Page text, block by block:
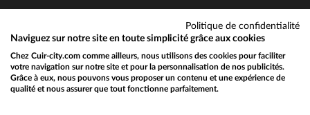
STEVE MCQUEEN
Baskets racing en cuir vert
199,00 €
Would you like to be redirected to our English site?
Politique de confidentialité
Naviguez sur notre site en toute simplicité grâce aux cookies
Chez Cuir-city.com comme ailleurs, nous utilisons des cookies pour faciliter
votre navigation sur notre site et pour la personnalisation de nos publicités.
Grâce à eux, nous pouvons vous proposer un contenu et une expérience de
qualité et nous assurer que tout fonctionne parfaitement.